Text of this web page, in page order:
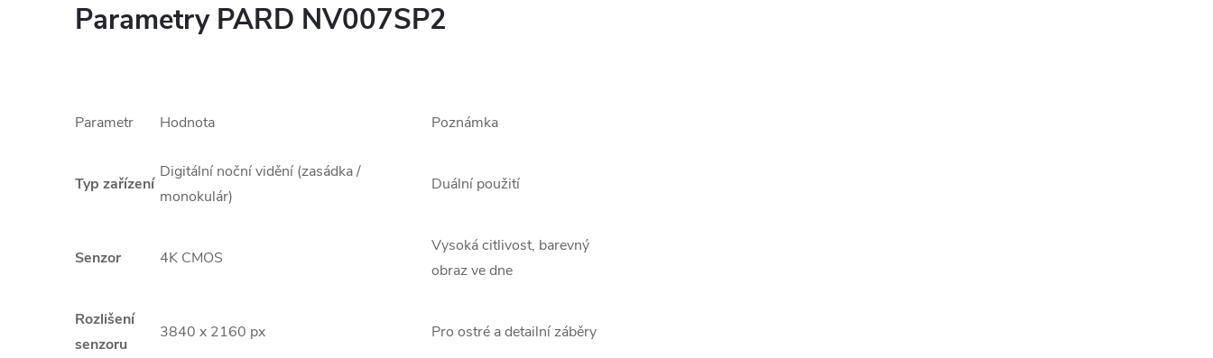
Parametry PARD NV007SP2
Parametr Hodnota Poznámka
Typ zařízení
Digitální noční vidění (zasádka /
monokulár)
Duální použití
Senzor 4K CMOS
Vysoká citlivost, barevný
obraz ve dne
Rozlišení
senzoru
3840 x 2160 px Pro ostré a detailní záběry